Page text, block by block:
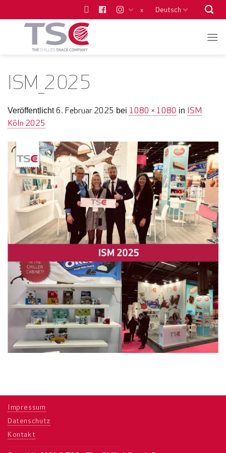
Inhalt
x Deutsch
ISM_2025
Veröffentlicht6. Februar 2025 bei 1080 × 1080 in ISM
Köln 2025
Impressum
Datenschutz
Kontakt